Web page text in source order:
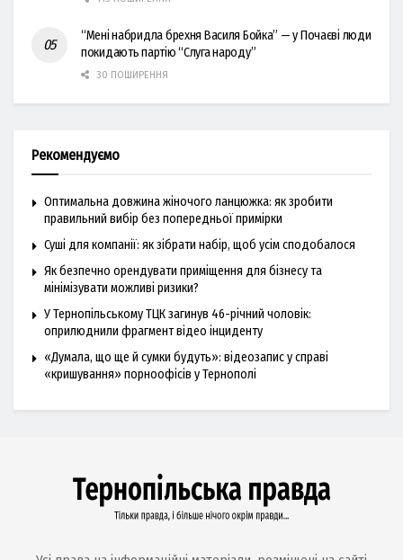
“Мені набридла брехня Василя Бойка” — у Почаєві люди
покидають партію “Слуга народу”
30 ПОШИРЕННЯ
Рекомендуємо
Оптимальна довжина жіночого ланцюжка: як зробити
правильний вибір без попередньої примірки
Суші для компанії: як зібрати набір, щоб усім сподобалося
Як безпечно орендувати приміщення для бізнесу та
мінімізувати можливі ризики?
У Тернопільському ТЦК загинув 46-річний чоловік:
оприлюднили фрагмент відео інциденту
«Думала, що ще й сумки будуть»: відеозапис у справі
«кришування» порноофісів у Тернополі